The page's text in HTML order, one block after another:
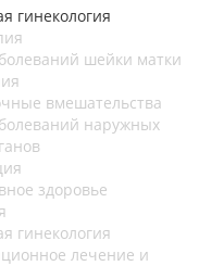
гинекология
шейки матки
вмешательства
наружных
здоровье
гинекология
лечение и